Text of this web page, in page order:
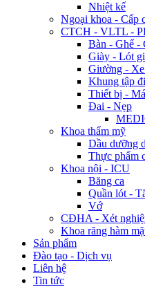
Nhiệt kế
Ngoại khoa - Cấp
CTCH - VLTL -
Bàn - Ghế -
Giày - Lót
Giường -
Khung tập đi
Thiết bị -
Đai - Nẹp
Khoa thẩm mỹ
Dầu dưỡng
Thực phẩm
Khoa nội - ICU
Băng ca
Quần lót -
Vớ
CĐHA - Xét
Khoa răng hàm
Sản phẩm
Đào tạo - Dịch vụ
Liên hệ
Tin tức